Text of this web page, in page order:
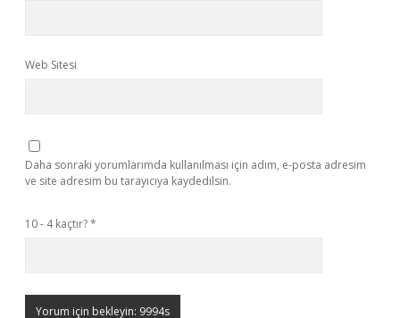
Web Sitesi
Daha sonraki yorumlarımda kullanılması için adım, e-posta adresim
ve site adresim bu tarayıcıya kaydedilsin.
10 - 4 kaçtır?*